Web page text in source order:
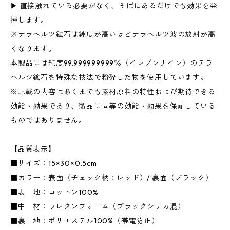
▶ 直接触れている必要がなく、そばにあるだけでも効果を発
揮します。
※テラヘルツ鉱石は純度が高いほどテラヘルツ波の放射が高
くなります。
本製品には純度99.999999999％（イレブンナイン）のテラ
ヘルツ鉱石を特殊な技法で粉砕した物を使用しています。
※記載の内容はあくまでも素材原料の特性および期待できる
効能・効果であり、製品に同等の効能・効果を保証している
ものではありません。
【品質表示】
■サイズ：15×30×0.5cm
■カラー：表面（チェック柄：レッド）/ 裏面（ブラック）
■表 地：コットン100%
■中 材：ウレタンフォーム（ブラックシリカ混）
■裏 地：ポリエステル100%（帯電防止）